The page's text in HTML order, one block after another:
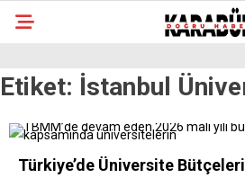
Etiket: İstanbul
Türkiye’de Üniversite